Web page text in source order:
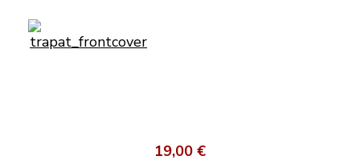
19,00 €